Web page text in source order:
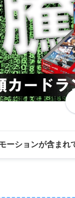
ーションが含まれ